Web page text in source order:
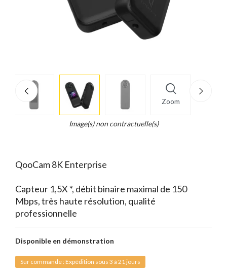
Zoom
Legend...
Image(s) non contractuelle(s)
QooCam 8K Enterprise
Capteur 1,5X *, débit binaire maximal de 150
Mbps, très haute résolution, qualité
professionnelle
Disponible en démonstration
Sur commande : Expédition sous 3 à 21 jours